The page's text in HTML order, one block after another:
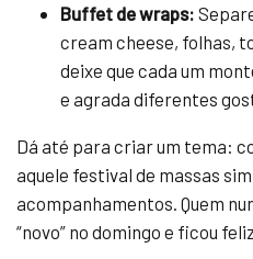
Buffet de wraps:
cream cheese, folhas,
deixe que cada um
e agrada diferentes
Dá até para criar um tema:
aquele festival de massas
acompanhamentos. Quem
“novo” no domingo e ficou